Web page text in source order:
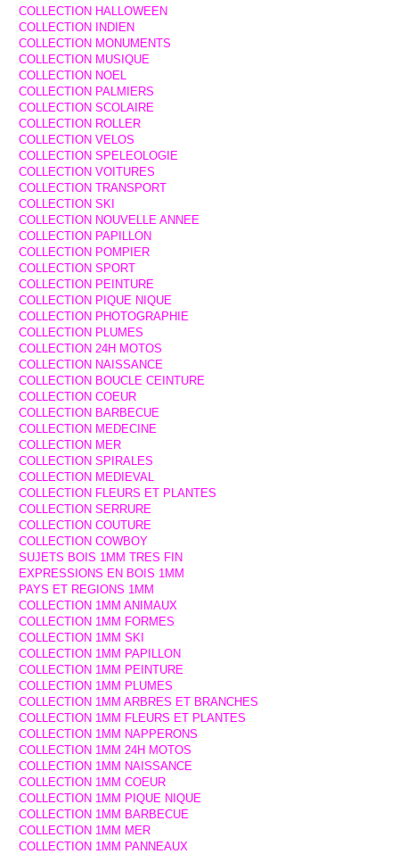
COLLECTION HALLOWEEN
COLLECTION INDIEN
COLLECTION MONUMENTS
COLLECTION MUSIQUE
COLLECTION NOEL
COLLECTION PALMIERS
COLLECTION SCOLAIRE
COLLECTION ROLLER
COLLECTION VELOS
COLLECTION SPELEOLOGIE
COLLECTION VOITURES
COLLECTION TRANSPORT
COLLECTION SKI
COLLECTION NOUVELLE ANNEE
COLLECTION PAPILLON
COLLECTION POMPIER
COLLECTION SPORT
COLLECTION PEINTURE
COLLECTION PIQUE NIQUE
COLLECTION PHOTOGRAPHIE
COLLECTION PLUMES
COLLECTION 24H MOTOS
COLLECTION NAISSANCE
COLLECTION BOUCLE CEINTURE
COLLECTION COEUR
COLLECTION BARBECUE
COLLECTION MEDECINE
COLLECTION MER
COLLECTION SPIRALES
COLLECTION MEDIEVAL
COLLECTION FLEURS ET PLANTES
COLLECTION SERRURE
COLLECTION COUTURE
COLLECTION COWBOY
SUJETS BOIS 1MM TRES FIN
EXPRESSIONS EN BOIS 1MM
PAYS ET REGIONS 1MM
COLLECTION 1MM ANIMAUX
COLLECTION 1MM FORMES
COLLECTION 1MM SKI
COLLECTION 1MM PAPILLON
COLLECTION 1MM PEINTURE
COLLECTION 1MM PLUMES
COLLECTION 1MM ARBRES ET BRANCHES
COLLECTION 1MM FLEURS ET PLANTES
COLLECTION 1MM NAPPERONS
COLLECTION 1MM 24H MOTOS
COLLECTION 1MM NAISSANCE
COLLECTION 1MM COEUR
COLLECTION 1MM PIQUE NIQUE
COLLECTION 1MM BARBECUE
COLLECTION 1MM MER
COLLECTION 1MM PANNEAUX